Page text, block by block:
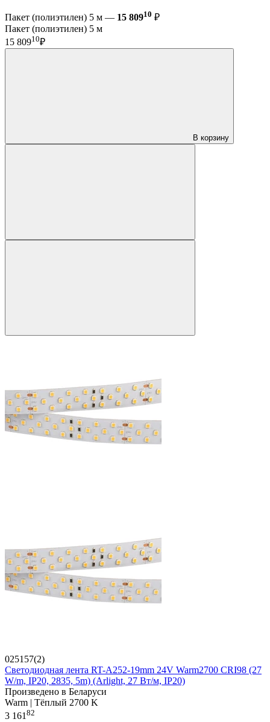
Пакет (полиэтилен) 5 м — 15 80910 ₽
Пакет (полиэтилен) 5 м
15 80910₽
В корзину
025157(2)
Светодиодная лента RT-A252-19mm 24V Warm2700 CRI98 (27
W/m, IP20, 2835, 5m) (Arlight, 27 Вт/м, IP20)
Произведено в Беларуси
Warm | Тёплый 2700 K
3 16182